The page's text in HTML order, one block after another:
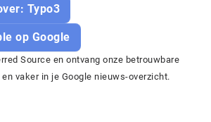
Typo3
op Google
Source en ontvang onze betrouwbare
vaker in je Google nieuws-overzicht.